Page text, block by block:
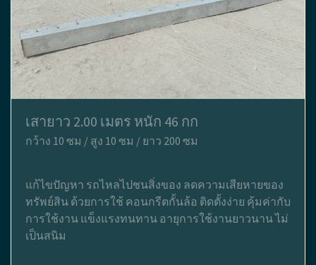
เสายาว 2.00 เมตร หนัก 46 กก
กว้าง 10 ซม / สูง 10 ซม / ยาว 200 ซม
แก้ไขปัญหา รถไหลไปชนสิ่งของ ลดความเสียหายของ
ทรัพย์สิน ด้วยการใช้ คอนกรีตกั้นล้อ ติดตั้งง่าย คุ้มค่ากับ
การใช้งาน แข็งแรงทนทาน อายุการใช้งานยาวนาน ไม่
เป็นสนิม